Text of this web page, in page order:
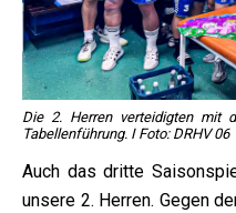
Die 2. Herren verteidigten mit
Tabellenführung. I Foto: DRHV 06
Auch das dritte
unsere 2. Herren. Gegen